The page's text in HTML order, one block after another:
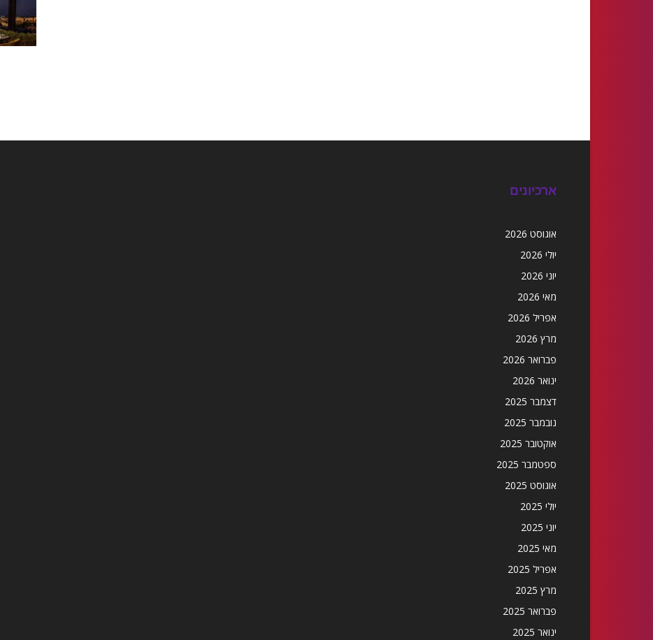
ארכיונים
אוגוסט 2026
יולי 2026
יוני 2026
מאי 2026
אפריל 2026
מרץ 2026
פברואר 2026
ינואר 2026
דצמבר 2025
נובמבר 2025
אוקטובר 2025
ספטמבר 2025
אוגוסט 2025
יולי 2025
יוני 2025
מאי 2025
אפריל 2025
מרץ 2025
פברואר 2025
ינואר 2025